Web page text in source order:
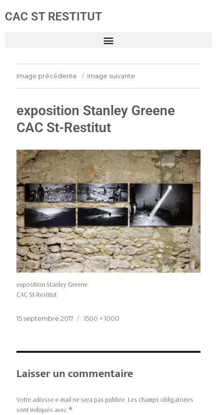
CAC ST RESTITUT
Image précédente Image suivante
exposition Stanley Greene
CAC St-Restitut
exposition Stanley Greene
CAC St-Restitut
15 septembre 2017 1500 × 1000
Laisser un commentaire
Votre adresse e-mail ne sera pas publiée. Les champs obligatoires
sont indiqués avec *